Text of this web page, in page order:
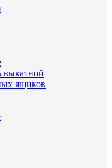
выкатной
ящиков